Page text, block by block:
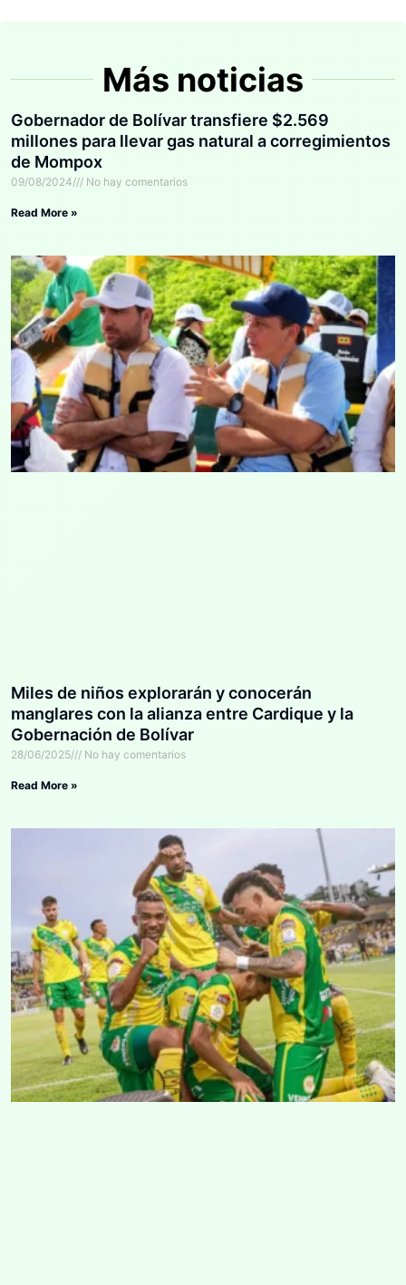
Más noticias
Gobernador de Bolívar transfiere $2.569
millones para llevar gas natural a corregimientos
de Mompox
09/08/2024 No hay comentarios
Read More »
Miles de niños explorarán y conocerán
manglares con la alianza entre Cardique y la
Gobernación de Bolívar
28/06/2025 No hay comentarios
Read More »